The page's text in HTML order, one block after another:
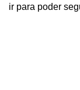
ir para poder